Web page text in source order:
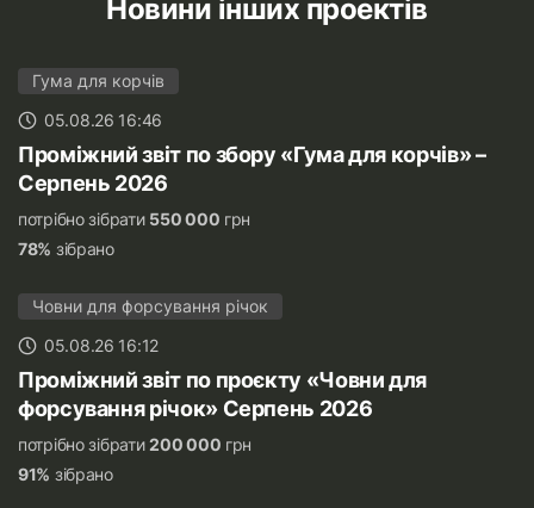
Новини інших проектів
Гума для корчів
05.08.26 16:46
Проміжний звіт по збору «Гума для корчів» –
Серпень 2026
потрібно зібрати 550 000 грн
78% зібрано
Човни для форсування річок
05.08.26 16:12
Проміжний звіт по проєкту «Човни для
форсування річок» Серпень 2026
потрібно зібрати200 000 грн
91% зібрано